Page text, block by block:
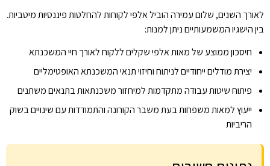
לאורך השנים, שלום עמירה הוביל אלפי לקוחות להחלטות פיננסיות מיטביות.
בין הישגיו המשמעותיים ניתן למנות:
חיסכון ממוצע של מאות אלפי שקלים ללקוח לאורך חיי המשכנתא
יצירת מודלים ייחודיים לניתוח וחיזוי תנאי המשכנתא האופטימליים
פיתוח שיטות עבודה מתקדמות למיחזור משכנתאות בתנאים משתנים
ייעוץ למאות משפחות בעת משבר הקורונה והתמודדות עם שינויים בשוק
הריביות